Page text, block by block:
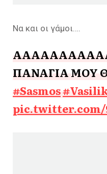
Να και οι γάμοι….
ΠΑΝΑΓΙΑ ΜΟΥ
#Sasmos
pic.twitter.com/